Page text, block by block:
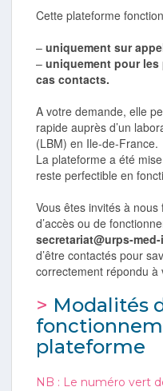
Cette plateforme
–uniquement sur
–uniquement pour
cas contacts.
A votre demande, elle
rapide auprès d’un
(LBM) en Ile-de-France.
La plateforme a été
reste perfectible en
Vous êtes invités à
d’accès ou de
secretariat@urps-
d’être contactés pour
correctement répondu à
> Modalités
plateforme
NB : Le numéro vert